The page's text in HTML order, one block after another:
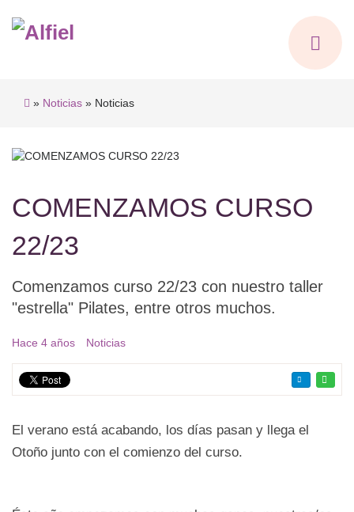
» Noticias » Noticias
COMENZAMOS CURSO
22/23
Comenzamos curso 22/23 con nuestro taller
"estrella" Pilates, entre otros muchos.
Hace 4 años Noticias
El verano está acabando, los días pasan y llega el
Otoño junto con el comienzo del curso.